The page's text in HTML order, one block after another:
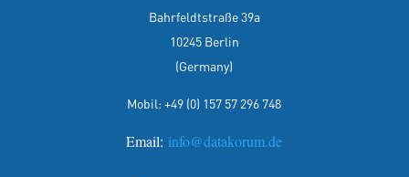
Bahrfeldtstraße 39a
10245 Berlin
(Germany)
Mobil:+49 (0) 157 57 296 748
Email: info@datakorum.de